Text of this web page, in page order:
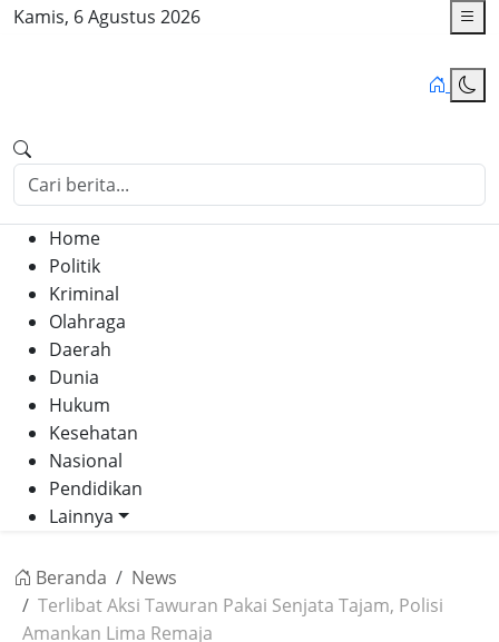
Kamis, 6 Agustus 2026
Home
Politik
Kriminal
Olahraga
Daerah
Dunia
Hukum
Kesehatan
Nasional
Pendidikan
Lainnya
Beranda
News
Terlibat Aksi Tawuran Pakai Senjata Tajam, Polisi
Amankan Lima Remaja